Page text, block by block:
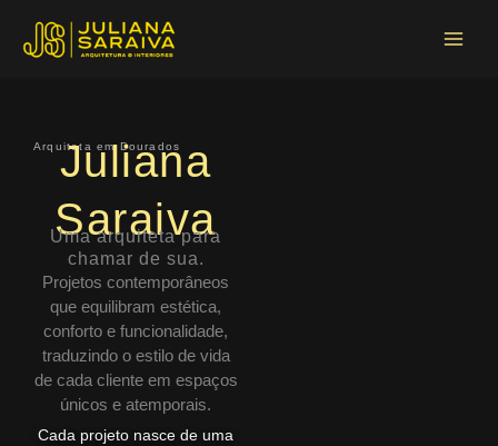
Arquiteta em Dourados
Juliana
Saraiva
Uma arquiteta para
chamar de sua.
Projetos contemporâneos
que equilibram estética,
conforto e funcionalidade,
traduzindo o estilo de vida
de cada cliente em espaços
únicos e atemporais.
Cada projeto nasce de uma